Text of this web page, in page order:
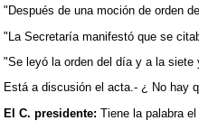
"Después de una moción de orden
"La Secretaría manifestó que se
"Se leyó la orden del día y a la
Está a discusión el acta.- ¿ No hay
El C. presidente: Tiene la palabra